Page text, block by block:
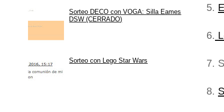
5.
6.
7.
8.
Sorteo DECO con VOGA: Silla Eames
DSW (CERRADO)
Sorteo con Lego Star Wars